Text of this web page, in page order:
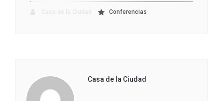
Conferencias
Casa de la Ciudad